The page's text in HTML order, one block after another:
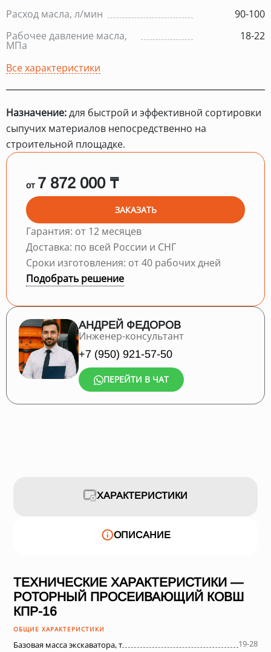
Расход масла, л/мин
90-100
Рабочее давление масла,
МПа
18-22
Все характеристики
Назначение:для быстрой и эффективной сортировки
сыпучих материалов непосредственно на
строительной площадке.
от 7 872 000 ₸
ЗАКАЗАТЬ
Гарантия: от 12 месяцев
Доставка: по всей России и СНГ
Сроки изготовления: от 40 рабочих дней
Подобрать решение
АНДРЕЙ ФЕДОРОВ
Инженер-консультант
+7 (950) 921-57-50
ПЕРЕЙТИ В ЧАТ
ХАРАКТЕРИСТИКИ
ОПИСАНИЕ
ТЕХНИЧЕСКИЕ ХАРАКТЕРИСТИКИ —
РОТОРНЫЙ ПРОСЕИВАЮЩИЙ КОВШ
КПР-16
ОБЩИЕ ХАРАКТЕРИСТИКИ
Базовая масса экскаватора, т
19-28